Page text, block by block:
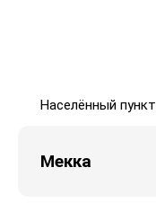
Населённый пункт
Мекка